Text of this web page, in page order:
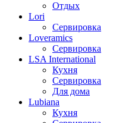
Отдых
Lori
Сервировка
Loveramics
Сервировка
LSA International
Кухня
Сервировка
Для дома
Lubiana
Кухня